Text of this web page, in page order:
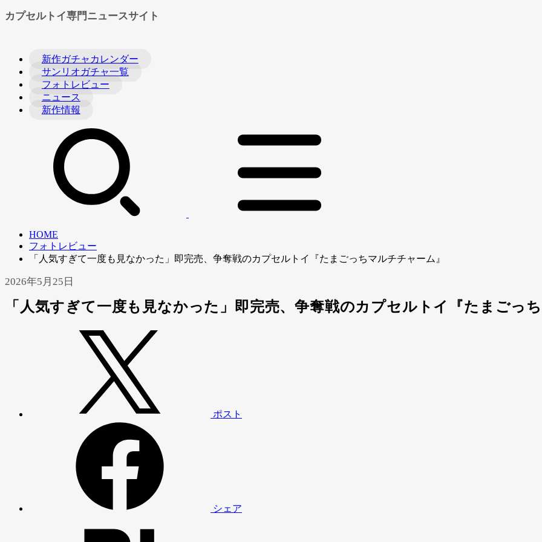
カプセルトイ専門ニュースサイト
新作ガチャカレンダー
サンリオガチャ一覧
フォトレビュー
ニュース
新作情報
HOME
フォトレビュー
「人気すぎて一度も見なかった」即完売、争奪戦のカプセルトイ『たまごっちマルチチャーム』
2026年5月25日
「人気すぎて一度も見なかった」即完売、争奪戦のカプセルトイ『たまごっ
ポスト
シェア